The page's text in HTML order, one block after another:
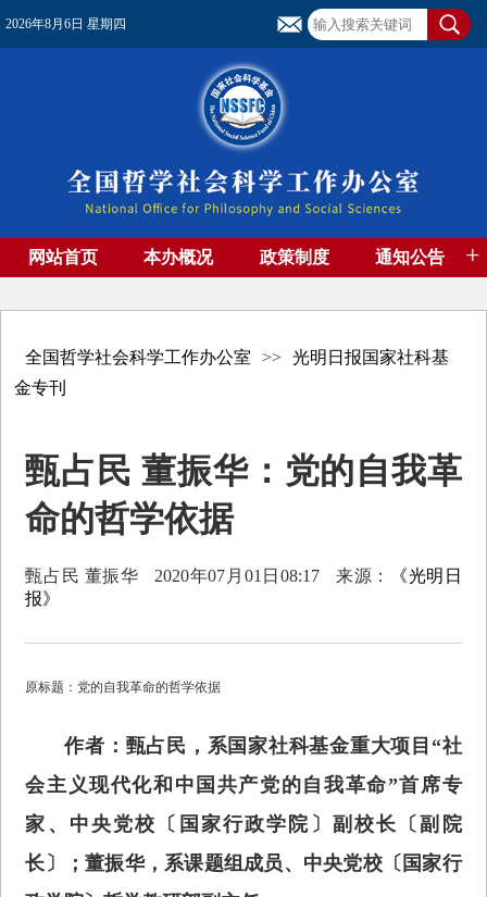
2026年8月6日 星期四
网站首页 本办概况 政策制度 通知公告 +
全国哲学社会科学工作办公室 >>
光明日报国家社科基
金专刊
甄占民 董振华：党的自我革
命的哲学依据
甄占民 董振华 2020年07月01日08:17 来源：
《光明日
报》
原标题：党的自我革命的哲学依据
作者：甄占民，系国家社科基金重大项目“社
会主义现代化和中国共产党的自我革命”首席专
家、中央党校〔国家行政学院〕副校长〔副院
长〕；董振华，系课题组成员、中央党校〔国家行